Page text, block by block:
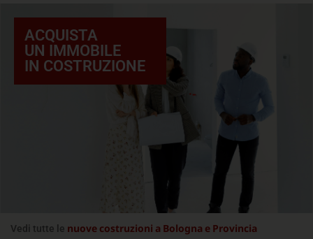
ACQUISTA
UN IMMOBILE
IN COSTRUZIONE
Vedi tutte le nuove costruzioni a Bologna e Provincia